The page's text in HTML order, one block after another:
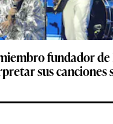
fundador
sus canciones